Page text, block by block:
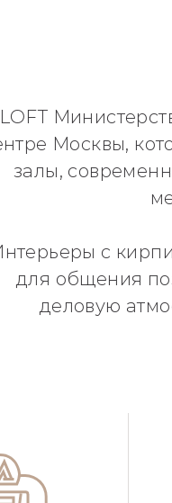
LOFT
Москвы,
залы,
с
для общения
деловую